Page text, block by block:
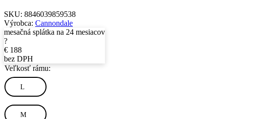
SKU: 8846039859538
Výrobca: Cannondale
mesačná splátka na 24 mesiacov
?
€ 188
bez DPH
Veľkosť rámu:
L
M